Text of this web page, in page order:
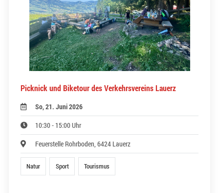
Picknick und Biketour des Verkehrsvereins Lauerz
So, 21. Juni 2026
10:30 - 15:00 Uhr
Feuerstelle Rohrboden, 6424 Lauerz
Natur Sport Tourismus